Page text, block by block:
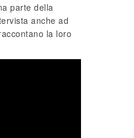
parte della
anche ad
la loro